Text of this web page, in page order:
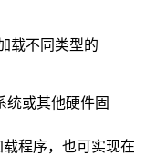
载不同类型的
统或其他硬件固
程序，也可实现在